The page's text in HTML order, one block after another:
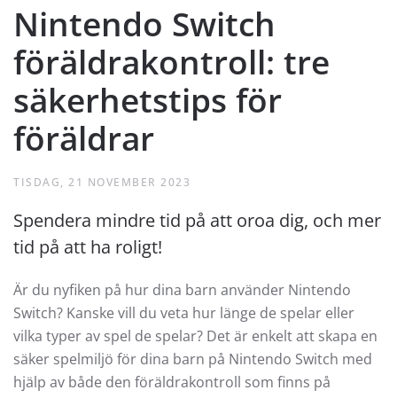
Nintendo Switch
föräldrakontroll: tre
säkerhetstips för
föräldrar
TISDAG, 21 NOVEMBER 2023
Spendera mindre tid på att oroa dig, och mer
tid på att ha roligt!
Är du nyfiken på hur dina barn använder Nintendo
Switch? Kanske vill du veta hur länge de spelar eller
vilka typer av spel de spelar? Det är enkelt att skapa en
säker spelmiljö för dina barn på Nintendo Switch med
hjälp av både den föräldrakontroll som finns på